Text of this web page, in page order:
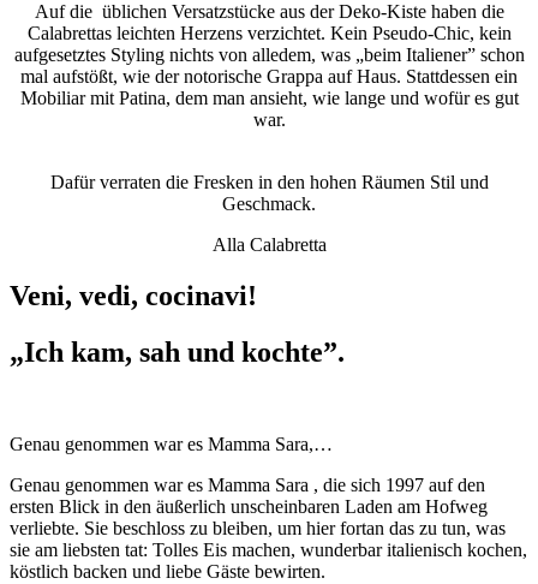
Auf die üblichen Versatzstücke aus der Deko-Kiste haben die
Calabrettas leichten Herzens verzichtet. Kein Pseudo-Chic, kein
aufgesetztes Styling nichts von alledem, was „beim Italiener” schon
mal aufstößt, wie der notorische Grappa auf Haus. Stattdessen ein
Mobiliar mit Patina, dem man ansieht, wie lange und wofür es gut
war.
Dafür verraten die Fresken in den hohen Räumen Stil und
Geschmack.
Alla Calabretta
Veni, vedi, cocinavi!
„Ich kam, sah und kochte”.
Genau genommen war es Mamma Sara,…
Genau genommen war es Mamma Sara , die sich 1997 auf den
ersten Blick in den äußerlich unscheinbaren Laden am Hofweg
verliebte. Sie beschloss zu bleiben, um hier fortan das zu tun, was
sie am liebsten tat: Tolles Eis machen, wunderbar italienisch kochen,
köstlich backen und liebe Gäste bewirten.